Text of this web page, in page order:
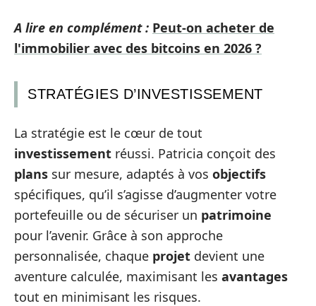
A lire en complément : Peut-on acheter de
l'immobilier avec des bitcoins en 2026 ?
STRATÉGIES D’INVESTISSEMENT
La stratégie est le cœur de tout
investissement réussi. Patricia conçoit des
plans sur mesure, adaptés à vos objectifs
spécifiques, qu’il s’agisse d’augmenter votre
portefeuille ou de sécuriser un patrimoine
pour l’avenir. Grâce à son approche
personnalisée, chaque projet devient une
aventure calculée, maximisant les avantages
tout en minimisant les risques.